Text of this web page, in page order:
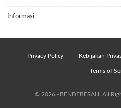
Informasi
Privacy Policy Kebijakan
Terms of
© 2026 - BENDEBESAH. All